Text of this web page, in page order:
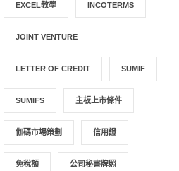
EXCEL教學 INCOTERMS
JOINT VENTURE
LETTER OF CREDIT SUMIF
SUMIFS 主板上市條件
伽碼市場策劃 信用證
免稅額 公司秘書牌照